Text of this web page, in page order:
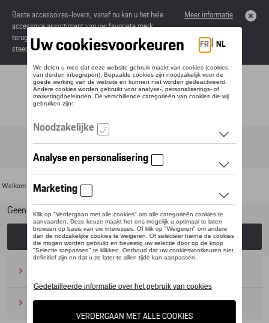
Beste accessoires-lovers, vanaf nu kan u het hele
accessoire assortiment van uw favoriete merk
terugvinden in de online catalogus. Deze kunnen
steeds besteld worden via uw dealer.
Meer informatie
Toggle navigation
Welkom >Voor uw Porsche >
Geen model geselecteerd (Alles weergeven)
Kies een model
Onderhoudsproducten(1)